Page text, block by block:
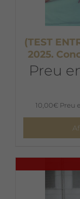
(TEST
2025.
Preu
10,00€ Preu